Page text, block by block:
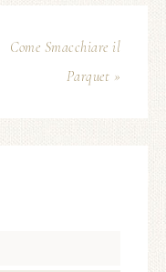
Come Smacchiare il
Parquet »